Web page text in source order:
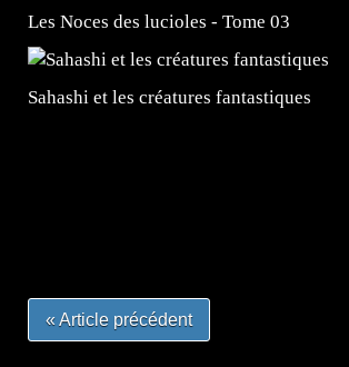
Les Noces des lucioles - Tome 03
Sahashi et les créatures fantastiques
« Article précédent